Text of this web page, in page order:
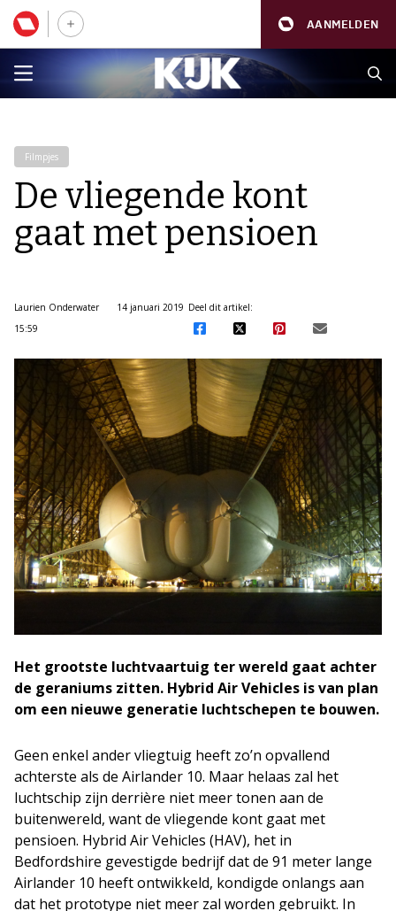
AANMELDEN
Filmpjes
De vliegende kont
gaat met pensioen
Laurien Onderwater
14 januari 2019
15:59
Deel dit artikel:
Het grootste luchtvaartuig ter wereld gaat achter
de geraniums zitten. Hybrid Air Vehicles is van plan
om een nieuwe generatie luchtschepen te bouwen.
Geen enkel ander vliegtuig heeft zo’n opvallend
achterste als de Airlander 10. Maar helaas zal het
luchtschip zijn derrière niet meer tonen aan de
buitenwereld, want de vliegende kont gaat met
pensioen. Hybrid Air Vehicles (HAV), het in
Bedfordshire gevestigde bedrijf dat de 91 meter lange
Airlander 10 heeft ontwikkeld, kondigde onlangs aan
dat het prototype niet meer zal worden gebruikt. In